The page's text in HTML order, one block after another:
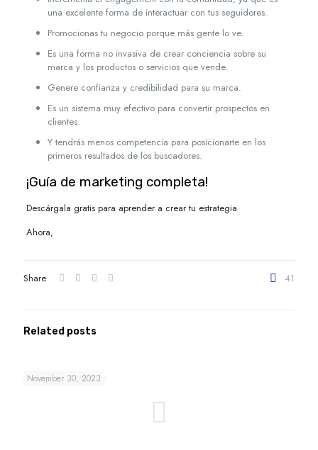
una excelente forma de interactuar con tus seguidores.
Promocionas tu negocio porque más gente lo ve.
Es una forma no invasiva de crear conciencia sobre su
marca y los productos o servicios que vende.
Genere confianza y credibilidad para su marca.
Es un sistema muy efectivo para convertir prospectos en
clientes.
Y tendrás menos competencia para posicionarte en los
primeros resultados de los buscadores.
¡Guía de marketing completa!
Descárgala gratis para aprender a crear tu estrategia
Ahora,
Share 41
Related posts
November 30, 2023